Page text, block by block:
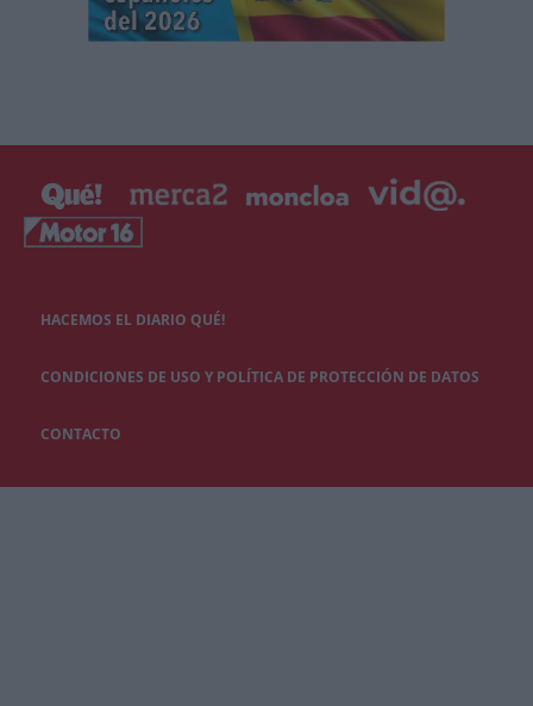
HACEMOS EL DIARIO QUÉ!
CONDICIONES DE USO Y POLÍTICA DE PROTECCIÓN DE DATOS
CONTACTO